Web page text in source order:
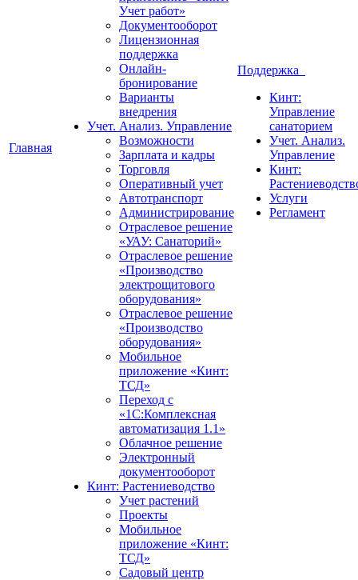
Главная
Учет работ»
Документооборот
Лицензионная
поддержка
Онлайн-
бронирование
Варианты
внедрения
Учет. Анализ. Управление
Возможности
Зарплата и кадры
Торговля
Оперативный учет
Автотранспорт
Администрирование
Отраслевое решение
«УАУ: Санаторий»
Отраслевое решение
«Производство
электрощитового
оборудования»
Отраслевое решение
«Производство
оборудования»
Мобильное
приложение «Кинт:
ТСД»
Переход с
«1С:Комплексная
автоматизация 1.1»
Облачное решение
Электронный
документооборот
Кинт: Растениеводство
Учет растений
Проекты
Мобильное
приложение «Кинт:
ТСД»
Садовый центр
Поддержка
Кинт:
Управление
санаторием
Учет. Анализ.
Управление
Кинт:
Услуги
Регламент